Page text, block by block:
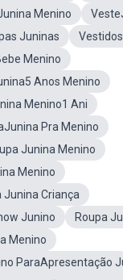
Menino
Juninas
Menino
Anos Menino
Menino1 Ani
Pra Menino
Junina Menino
Menino
Junina Criança
Junino
Roupa
Menino
ParaApresentação